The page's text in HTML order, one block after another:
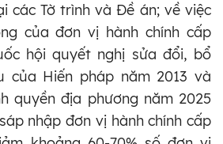
các Tờ trình và Đề án; về việc
của đơn vị hành chính cấp
hội quyết nghị sửa đổi, bổ
của Hiến pháp năm 2013 và
quyền địa phương năm 2025
nhập đơn vị hành chính cấp